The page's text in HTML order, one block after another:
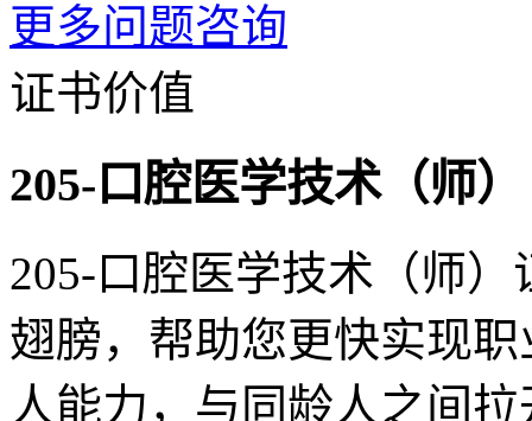
更多问题咨询
证书价值
205-口腔医学技术（师）
205-口腔医学技术（师
翅膀，帮助您更快实现
人能力，与同龄人之间